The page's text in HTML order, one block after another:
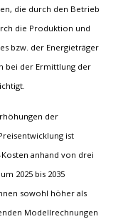
die durch den Betrieb
die Produktion und
bzw. der Energieträger
bei der Ermittlung der
der
ist
anhand von drei
2025 bis 2035
sowohl höher als
Modellrechnungen